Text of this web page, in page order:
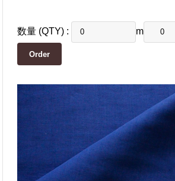
数量 (QTY) : m